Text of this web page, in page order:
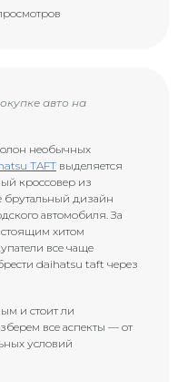
авто на
необычных
TAFT выделяется
кроссовер из
брутальный дизайн
автомобиля. За
хитом
все чаще
daihatsu taft через
и стоит ли
все аспекты — от
условий